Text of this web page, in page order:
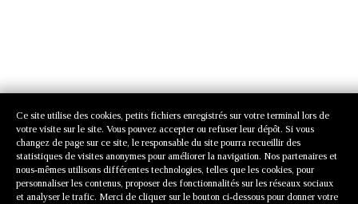
Ce site utilise des cookies, petits fichiers enregistrés sur votre terminal lors de
votre visite sur le site. Vous pouvez accepter ou refuser leur dépôt. Si vous
changez de page sur ce site, le responsable du site pourra recueillir des
statistiques de visites anonymes pour améliorer la navigation. Nos partenaires et
nous-mêmes utilisons différentes technologies, telles que les cookies, pour
personnaliser les contenus, proposer des fonctionnalités sur les réseaux sociaux
et analyser le trafic. Merci de cliquer sur le bouton ci-dessous pour donner votre